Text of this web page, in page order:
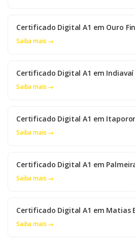
Certificado Digital A1 em Ouro
Saiba mais →
Certificado Digital A1 em
Saiba mais →
Certificado Digital A1 em
Saiba mais →
Certificado Digital A1 em
Saiba mais →
Certificado Digital A1 em Matias
Saiba mais →